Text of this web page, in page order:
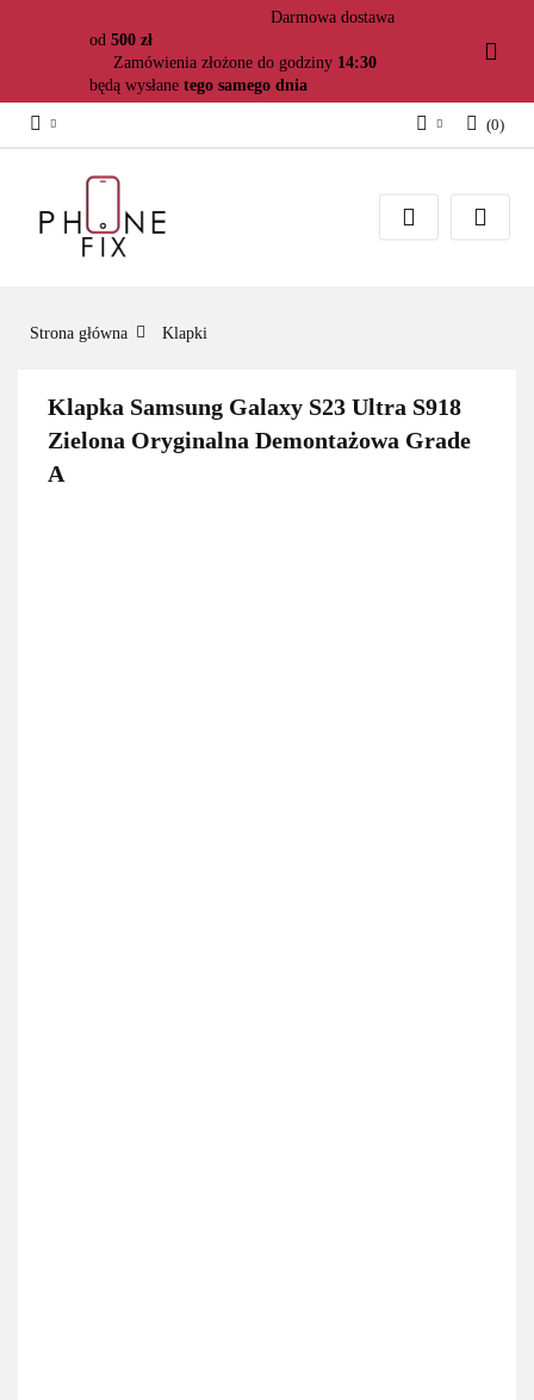
Darmowa dostawa
od 500 zł
Zamówienia złożone do godziny 14:30
będą wysłane tego samego dnia
Załóż konto
(0)
Strona główna Klapki
Klapka Samsung Galaxy S23 Ultra S918
Zielona Oryginalna Demontażowa Grade
A